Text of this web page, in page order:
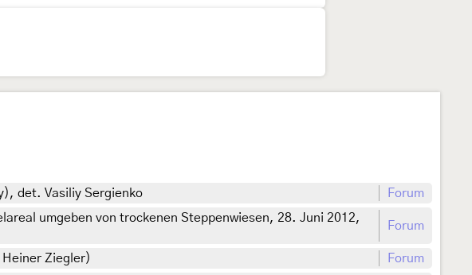
det. Vasiliy Sergienko
Forum
umgeben von trockenen Steppenwiesen, 28. Juni 2012,
Forum
Ziegler)
Forum